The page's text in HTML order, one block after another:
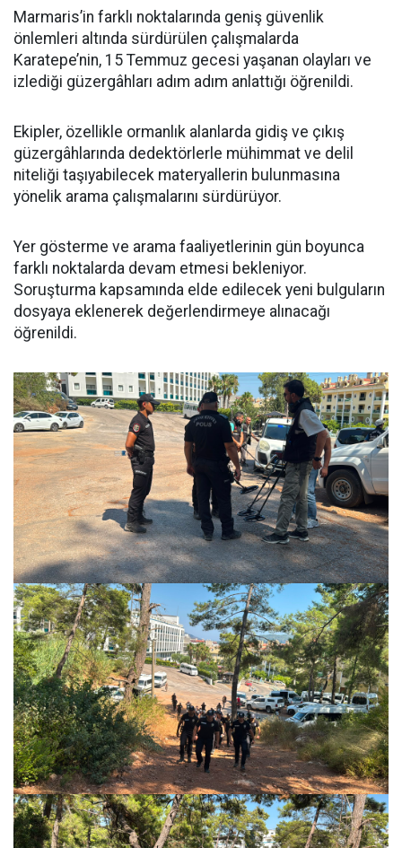
Marmaris’in farklı noktalarında geniş güvenlik
önlemleri altında sürdürülen çalışmalarda
Karatepe’nin, 15 Temmuz gecesi yaşanan olayları ve
izlediği güzergâhları adım adım anlattığı öğrenildi.
Ekipler, özellikle ormanlık alanlarda gidiş ve çıkış
güzergâhlarında dedektörlerle mühimmat ve delil
niteliği taşıyabilecek materyallerin bulunmasına
yönelik arama çalışmalarını sürdürüyor.
Yer gösterme ve arama faaliyetlerinin gün boyunca
farklı noktalarda devam etmesi bekleniyor.
Soruşturma kapsamında elde edilecek yeni bulguların
dosyaya eklenerek değerlendirmeye alınacağı
öğrenildi.